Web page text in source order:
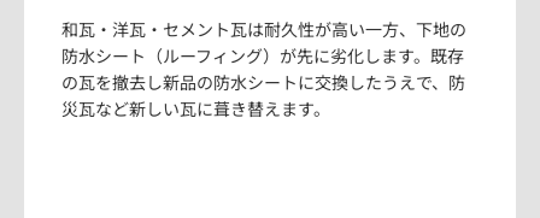
和瓦・洋瓦・セメント瓦は耐久性が高い一方、下地の
防水シート（ルーフィング）が先に劣化します。既存
の瓦を撤去し新品の防水シートに交換したうえで、防
災瓦など新しい瓦に葺き替えます。